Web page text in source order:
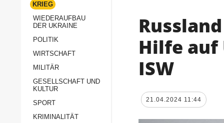
ALLE RUBRIKEN
Wiederaufbau der
Politik
Militär
KRIEG
WIEDERAUFBAU
DER UKRAINE
POLITIK
WIRTSCHAFT
MILITÄR
GESELLSCHAFT UND
KULTUR
SPORT
KRIMINALITÄT
Hilfe auf
ISW
21.04.2024 11:44